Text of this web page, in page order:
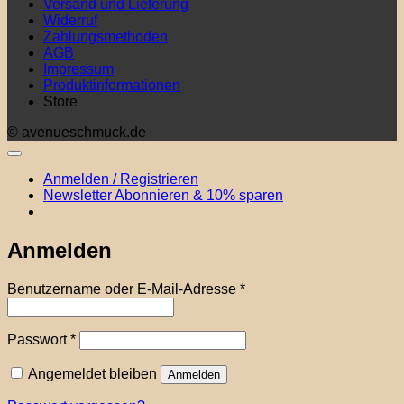
Versand und Lieferung
Widerruf
Zahlungsmethoden
AGB
Impressum
Produktinformationen
Store
© avenueschmuck.de
Anmelden / Registrieren
Newsletter Abonnieren & 10% sparen
Anmelden
Benutzername oder E-Mail-Adresse *Erforderlich
Passwort*Erforderlich
Angemeldet bleiben Anmelden